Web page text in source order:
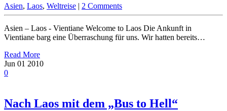
Asien, Laos, Weltreise | 2 Comments
Asien – Laos - Vientiane Welcome to Laos Die Ankunft in
Vientiane barg eine Überraschung für uns. Wir hatten bereits…
Read More
Jun 01 2010
0
Nach Laos mit dem „Bus to Hell“